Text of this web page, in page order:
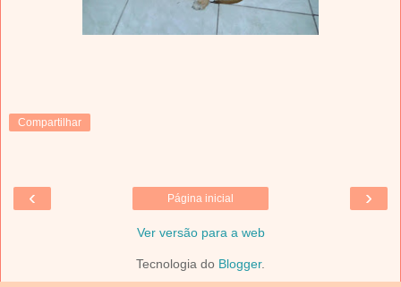
Compartilhar
‹ ›
Página inicial
Ver versão para a web
Tecnologia do Blogger.